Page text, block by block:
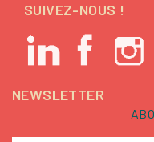
SUIVEZ-NOUS !
NEWSLETTER